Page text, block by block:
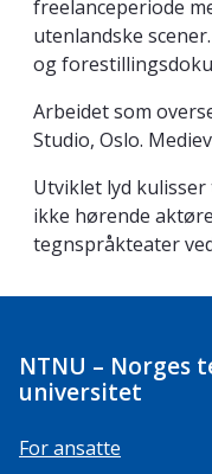
freelanceperiode
utenlandske
og
Arbeidet som
Studio, Oslo.
Utviklet lyd
ikke hørende
tegnspråkteater
NTNU – Norges
universitet
For ansatte